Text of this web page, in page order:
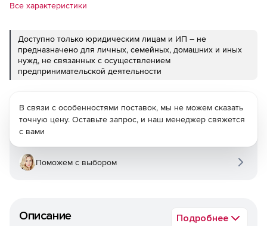
Все характеристики
Доступно только юридическим лицам и ИП – не
предназначено для личных, семейных, домашних и иных
нужд, не связанных с осуществлением
предпринимательской деятельности
Описание Подробнее
В связи с особенностями поставок, мы не можем сказать
точную цену. Оставьте запрос, и наш менеджер свяжется
с вами
Поможем с выбором